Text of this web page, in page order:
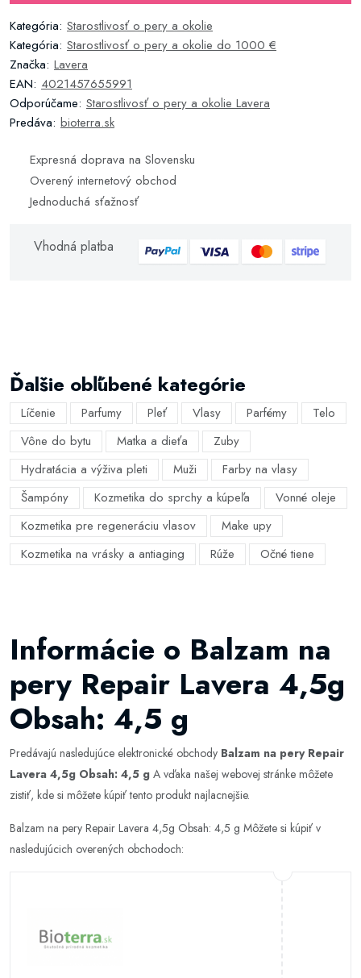
Kategória: Starostlivosť o pery a okolie
Kategória: Starostlivosť o pery a okolie do 1000 €
Značka: Lavera
EAN: 4021457655991
Odporúčame: Starostlivosť o pery a okolie Lavera
Predáva: bioterra.sk
Expresná doprava na Slovensku
Overený internetový obchod
Jednoduchá sťažnosť
Vhodná platba
Ďalšie obľúbené kategórie
Líčenie Parfumy Pleť Vlasy Parfémy
Telo
Vône do bytu
Matka a dieťa
Zuby
Hydratácia a výživa pleti
Muži
Farby na vlasy
Šampóny
Kozmetika do sprchy a kúpeľa
Vonné oleje
Kozmetika pre regeneráciu vlasov
Make upy
Kozmetika na vrásky a antiaging
Rúže Očné tiene
Informácie o Balzam na
pery Repair Lavera 4,5g
Obsah: 4,5 g
Predávajú nasledujúce elektronické obchody Balzam na pery Repair
Lavera 4,5g Obsah: 4,5 g A vďaka našej webovej stránke môžete
zistiť, kde si môžete kúpiť tento produkt najlacnejšie.
Balzam na pery Repair Lavera 4,5g Obsah: 4,5 g Môžete si kúpiť v
nasledujúcich overených obchodoch: